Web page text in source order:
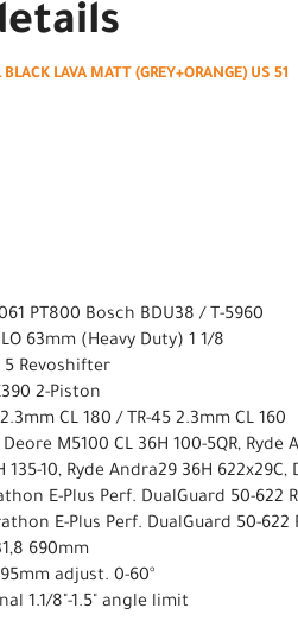
LAVA MATT (GREY+ORANGE) US 51
PT800 Bosch BDU38 / T-5960
63mm (Heavy Duty) 1 1/8
5 Revoshifter
2-Piston
CL 180 / TR-45 2.3mm CL 160
M5100 CL 36H 100-5QR,
135-10, Ryde Andra29 36H
E-Plus Perf. DualGuard 50-622
E-Plus Perf. DualGuard 50-622
690mm
adjust. 0-60°
1.1/8"-1.5" angle limit